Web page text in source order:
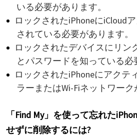
いる必要があります。
ロックされたiPhoneにiCloud
されている必要があります。
ロックされたデバイスにリン
とパスワードを知っている必
ロックされたiPhoneにアクテ
ラーまたはWi-Fiネットワーク
「Find My」を使って忘れた
せずに削除するには?